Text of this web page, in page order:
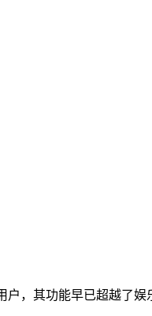
户，其功能早已超越了